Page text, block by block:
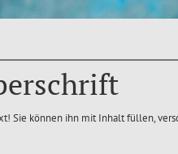
Sie können ihn mit Inhalt füllen,